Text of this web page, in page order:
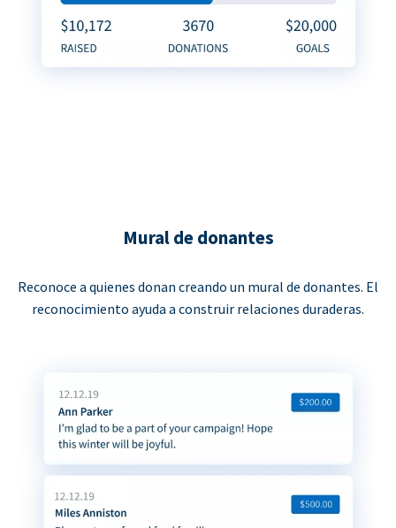
Mural de donantes
Reconoce a quienes donan creando un mural de donantes. El
reconocimiento ayuda a construir relaciones duraderas.